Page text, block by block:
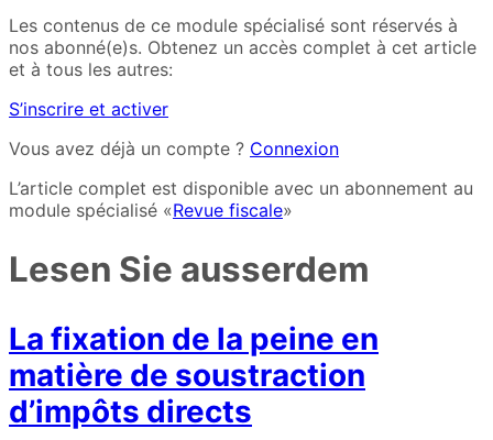
Les contenus de ce module spécialisé sont réservés à
nos abonné(e)s. Obtenez un accès complet à cet article
et à tous les autres:
S’inscrire et activer
Vous avez déjà un compte ? Connexion
L’article complet est disponible avec un abonnement au
module spécialisé «Revue fiscale»
Lesen Sie ausserdem
La fixation de la peine en
matière de soustraction
d’impôts directs